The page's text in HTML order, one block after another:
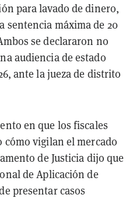
para lavado de dinero,
sentencia máxima de 20
se declararon no
audiencia de estado
ante la jueza de distrito
en que los fiscales
cómo vigilan el mercado
de Justicia dijo que
de Aplicación de
presentar casos